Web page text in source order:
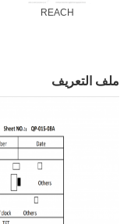
REACH
ملف التعريف